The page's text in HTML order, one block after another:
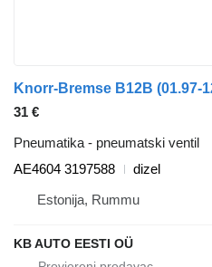
31 €
Pneumatika - pneumatski ventil
AE4604 3197588
dizel
Estonija, Rummu
KB AUTO EESTI OÜ